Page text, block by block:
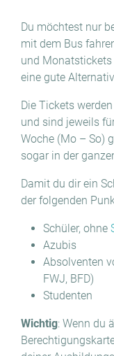
Du möchtest nur
mit dem Bus
und
eine gute
Die Tickets
und sind jeweils
Woche (Mo – So)
sogar in der
Damit du dir ein
der folgenden
Schüler, ohne
Azubis
Absolventen
FWJ, BFD)
Studenten
Wichtig: Wenn du